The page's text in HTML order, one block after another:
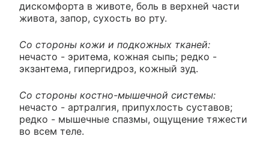
дискомфорта в животе, боль в верхней части
живота, запор, сухость во рту.
Со стороны кожи и подкожных тканей:
нечасто - эритема, кожная сыпь; редко -
экзантема, гипергидроз, кожный зуд.
Со стороны костно-мышечной системы:
нечасто - артралгия, припухлость суставов;
редко - мышечные спазмы, ощущение тяжести
во всем теле.